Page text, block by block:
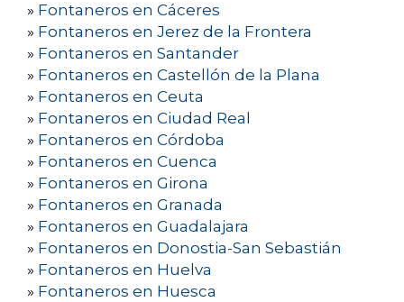
» Fontaneros en Cáceres
» Fontaneros en Jerez de la Frontera
» Fontaneros en Santander
» Fontaneros en Castellón de la Plana
» Fontaneros en Ceuta
» Fontaneros en Ciudad Real
» Fontaneros en Córdoba
» Fontaneros en Cuenca
» Fontaneros en Girona
» Fontaneros en Granada
» Fontaneros en Guadalajara
» Fontaneros en Donostia-San Sebastián
» Fontaneros en Huelva
» Fontaneros en Huesca